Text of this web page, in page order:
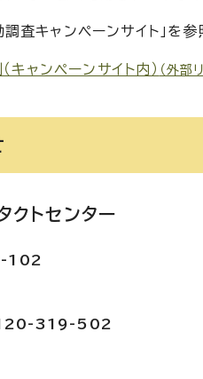
査キャンペーンサイト」を
ャンペーンサイト内） （外部
クトセンター
102
319-502